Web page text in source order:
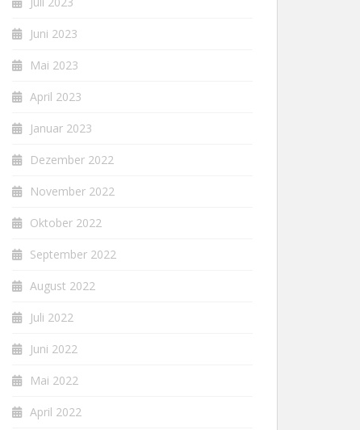
Juni 2023
Mai 2023
April 2023
Januar 2023
Dezember 2022
November 2022
Oktober 2022
September 2022
August 2022
Juli 2022
Juni 2022
Mai 2022
April 2022